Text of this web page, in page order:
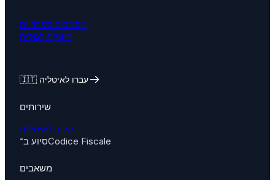
מסמכים ספרדיים
חיוניים לגולים
🇮🇹 עברו לאיטליה
שירותים
מעבר לאיטליה
סיוע ב־Codice Fiscale
משאבים